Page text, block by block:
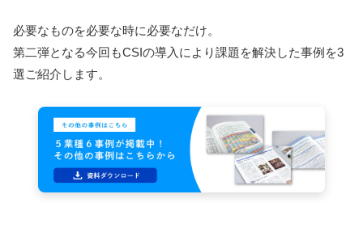
必要なものを必要な時に必要なだけ。
第二弾となる今回もCSIの導入により課題を解決した事例を3
選ご紹介します。